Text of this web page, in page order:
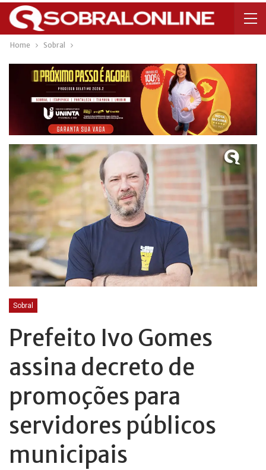
Home Sobral
Sobral
Prefeito Ivo Gomes
assina decreto de
promoções para
servidores públicos
municipais